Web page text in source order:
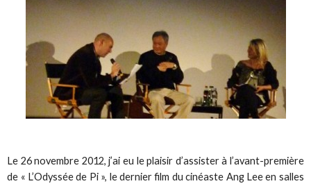
Le 26 novembre 2012, j’ai eu le plaisir d’assister à l’avant-première
de « L’Odyssée de Pi », le dernier film du cinéaste Ang Lee en salles